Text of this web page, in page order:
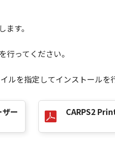
味します。もしお客様が米
that term is defined at 48
software documentation,"
1 through
forth herein. The
あると決定された場合でも
す。
ってください。
を指定してインストールを
ー
CARPS2